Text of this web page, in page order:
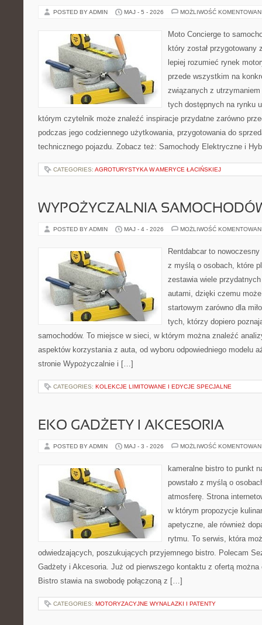
POSTED BY ADMIN MAJ - 5 - 2026 MOŻLIWOŚĆ
Moto Concierge to
który został
lepiej rozumieć rynek
przede wszystkim na
związanych z utrzymaniem
tych dostępnych na rynku
którym czytelnik może znaleźć inspiracje przydatne zarówno
podczas jego codziennego użytkowania, przygotowania do
technicznego pojazdu. Zobacz też: Samochody Elektryczne i
CATEGORIES: AGROTURYSTYKA W AMERYCE ŁACIŃSKIEJ
WYPOŻYCZALNIA
POSTED BY ADMIN MAJ - 4 - 2026 MOŻLIWOŚĆ
Rentdabcar to
z myślą o osobach, które
zestawia wiele
autami, dzięki czemu
startowym zarówno dla
tych, którzy dopiero
samochodów. To miejsce w sieci, w którym można znaleźć
aspektów korzystania z auta, od wyboru odpowiedniego modelu
stronie Wypożyczalnie i […]
CATEGORIES: KOLEKCJE LIMITOWANE I EDYCJE SPECJALNE
EKO GADŻETY I AKCESORIA
POSTED BY ADMIN MAJ - 3 - 2026 MOŻLIWOŚĆ
kameralne bistro to punkt
powstało z myślą o
atmosferę. Strona
w którym propozycje
apetyczne, ale również
rytmu. To serwis, która
odwiedzających, poszukujących przyjemnego bistro. Polecam
Gadżety i Akcesoria. Już od pierwszego kontaktu z ofertą
Bistro stawia na swobodę połączoną z […]
CATEGORIES: MOTORYZACYJNE WYNALAZKI I PATENTY